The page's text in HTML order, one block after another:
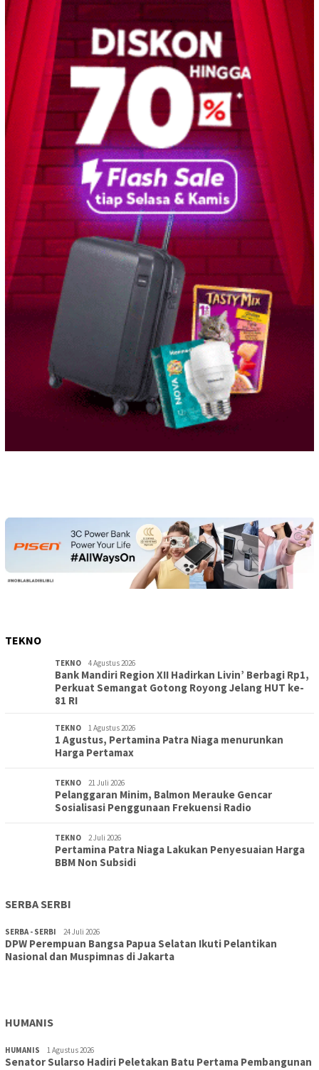
TEKNO
TEKNO 4 Agustus 2026
Bank Mandiri Region XII Hadirkan Livin’ Berbagi Rp1,
Perkuat Semangat Gotong Royong Jelang HUT ke-
81 RI
TEKNO 1 Agustus 2026
1 Agustus, Pertamina Patra Niaga menurunkan
Harga Pertamax
TEKNO 21 Juli 2026
Pelanggaran Minim, Balmon Merauke Gencar
Sosialisasi Penggunaan Frekuensi Radio
TEKNO 2 Juli 2026
Pertamina Patra Niaga Lakukan Penyesuaian Harga
BBM Non Subsidi
SERBA SERBI
SERBA - SERBI 24 Juli 2026
DPW Perempuan Bangsa Papua Selatan Ikuti Pelantikan
Nasional dan Muspimnas di Jakarta
TOPIK 30 Juli 2026
Wujudkan Sekolah Adiwiyata:SD Inpres Polder Merauke
HUMANIS
HUMANIS 1 Agustus 2026
Senator Sularso Hadiri Peletakan Batu Pertama Pembangunan